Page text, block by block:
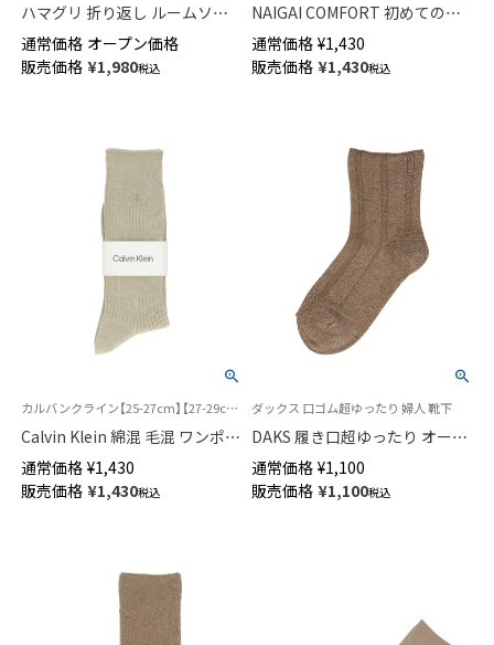
ハマグリ 折り返し ルームソッ
クス ホームカバー 室内用 【365
日最短翌日発送】03002220
通常価格 オープン価格
販売価格 ¥1,980税込
NAIGAI COMFORT 初めての着
圧ソックスハイソックス レディ
ース 【365日最短翌日発送】
90301033
通常価格 ¥1,430
販売価格 ¥1,430税込
カルバンクライン【25-27cm】【27-29cm】紳士 靴下
Calvin Klein 綿混 毛混 ワンポイ
ント クルー丈 ソックス メンズ
02542105
通常価格 ¥1,430
販売価格 ¥1,430税込
ダックス 口ゴム超ゆったり 婦人 靴下
DAKS 履き口超ゆったり オーガ
ニックコットン混 リンクス柄
クルー丈 ソックス レディース
03367024
通常価格 ¥1,100
販売価格 ¥1,100税込